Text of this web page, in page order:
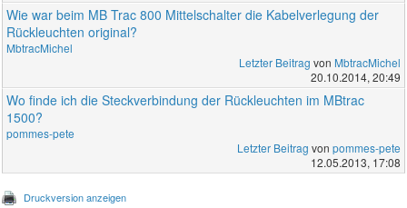
Wie war beim MB Trac 800 Mittelschalter die Kabelverlegung der
Rückleuchten original?
MbtracMichel
Letzter Beitrag von MbtracMichel
20.10.2014, 20:49
Wo finde ich die Steckverbindung der Rückleuchten im MBtrac
1500?
pommes-pete
Letzter Beitrag von pommes-pete
12.05.2013, 17:08
Druckversion anzeigen